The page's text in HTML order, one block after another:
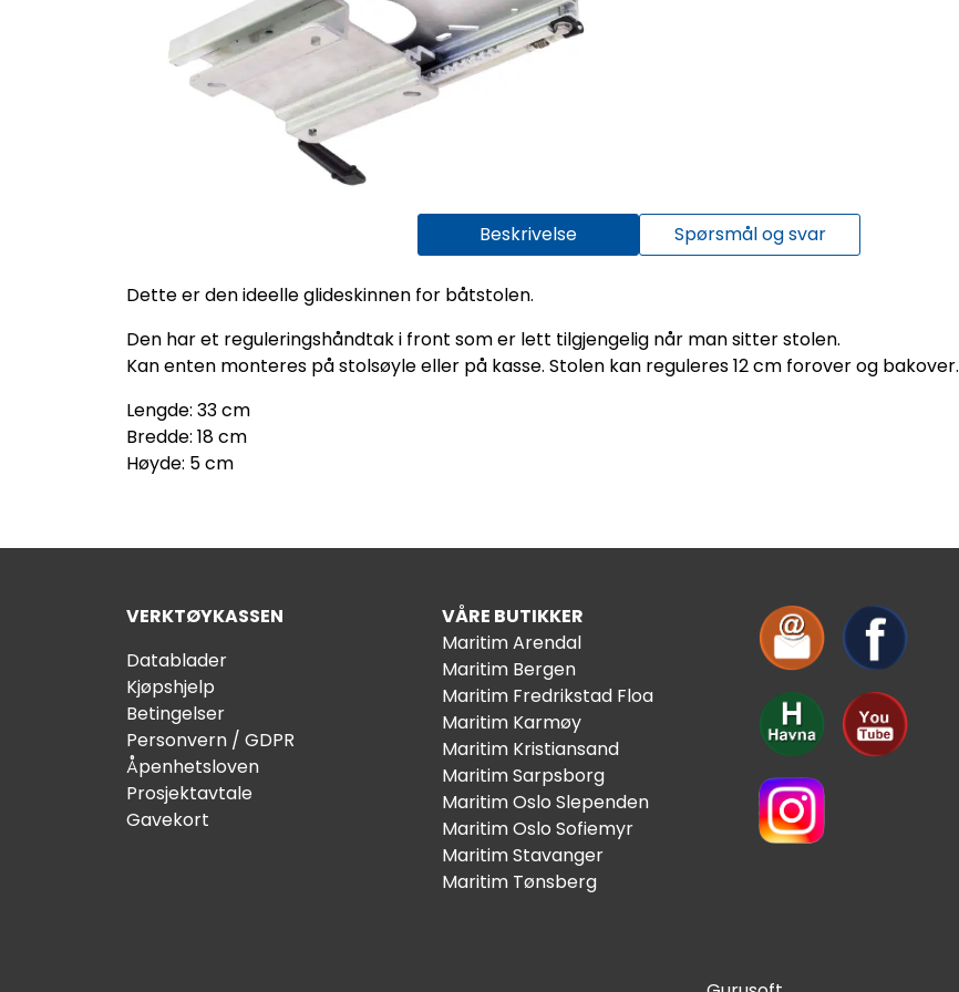
Beskrivelse Spørsmål og svar
Dette er den ideelle glideskinnen for båtstolen.
Den har et reguleringshåndtak i front som er lett tilgjengelig når man sitter stolen.
Kan enten monteres på stolsøyle eller på kasse. Stolen kan reguleres 12 cm forover og bakover.
Lengde: 33 cm
Bredde: 18 cm
Høyde: 5 cm
VERKTØYKASSEN
Datablader
Kjøpshjelp
Betingelser
Personvern / GDPR
Åpenhetsloven
Prosjektavtale
Gavekort
VÅRE BUTIKKER
Maritim Arendal
Maritim Bergen
Maritim Fredrikstad Floa
Maritim Karmøy
Maritim Kristiansand
Maritim Sarpsborg
Maritim Oslo Slependen
Maritim Oslo Sofiemyr
Maritim Stavanger
Maritim Tønsberg